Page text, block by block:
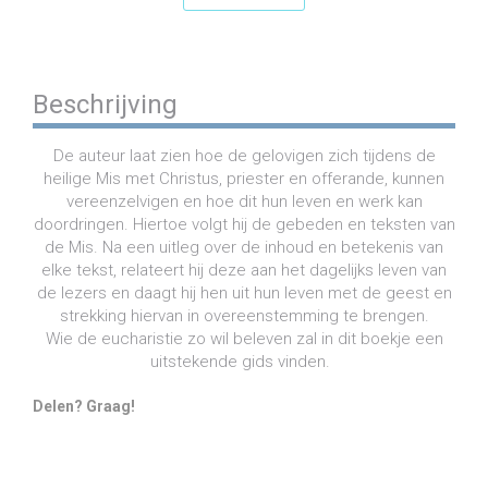
Beschrijving
De auteur laat zien hoe de gelovigen zich tijdens de
heilige Mis met Christus, priester en offerande, kunnen
vereenzelvigen en hoe dit hun leven en werk kan
doordringen. Hiertoe volgt hij de gebeden en teksten van
de Mis. Na een uitleg over de inhoud en betekenis van
elke tekst, relateert hij deze aan het dagelijks leven van
de lezers en daagt hij hen uit hun leven met de geest en
strekking hiervan in overeenstemming te brengen.
Wie de eucharistie zo wil beleven zal in dit boekje een
uitstekende gids vinden.
Delen? Graag!